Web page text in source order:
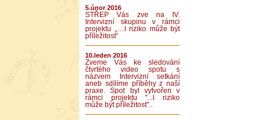
5.únor 2016
STŘEP Vás zve na IV.
Intervizní skupinu v rámci
projektu „…I riziko může být
příležitost“
10.leden 2016
Zveme Vás ke sledování
čtvrtého video spotu s
názvem Intervizní setkání
aneb sdílíme příběhy z naší
praxe. Spot byl vytvořen v
rámci projektu "...I riziko
může být příležitost"..